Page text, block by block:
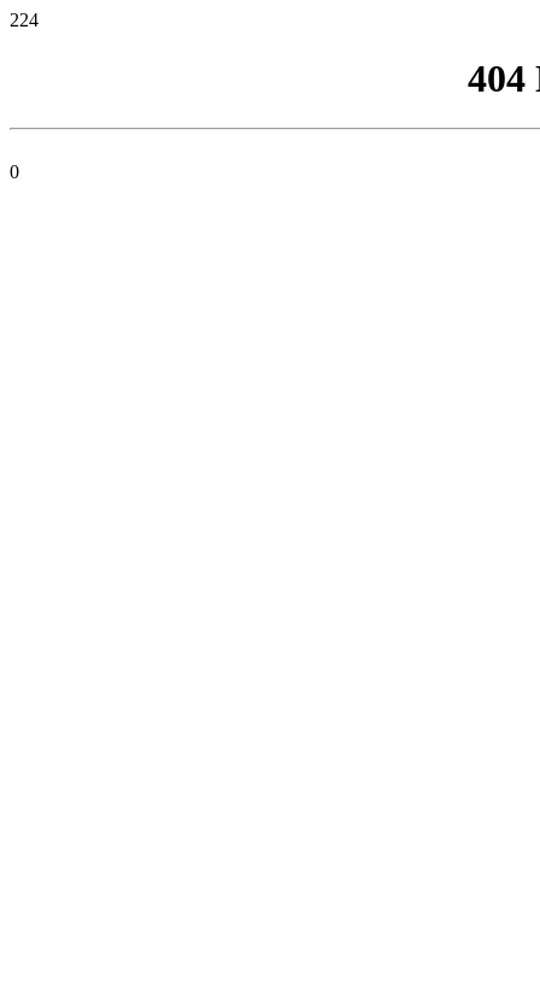
224
404
0